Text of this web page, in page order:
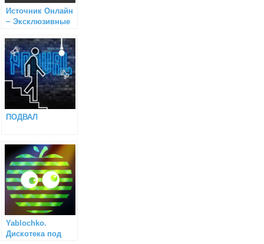
Источник Онлайн
− Эксклюзивные
ПОДВАЛ
Yablochko.
Дискотека под